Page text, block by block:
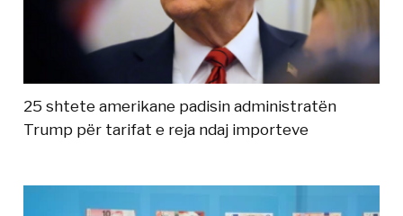
25 shtete amerikane padisin administratën
Trump për tarifat e reja ndaj importeve